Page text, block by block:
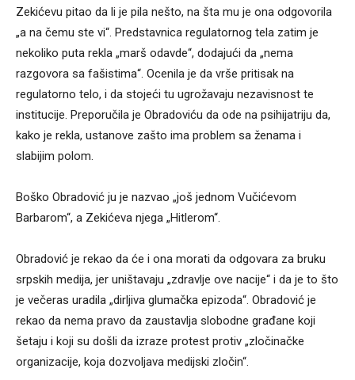
Zekićevu pitao da li je pila nešto, na šta mu je ona odgovorila
„a na čemu ste vi“. Predstavnica regulatornog tela zatim je
nekoliko puta rekla „marš odavde“, dodajući da „nema
razgovora sa fašistima“. Ocenila je da vrše pritisak na
regulatorno telo, i da stojeći tu ugrožavaju nezavisnost te
institucije. Preporučila je Obradoviću da ode na psihijatriju da,
kako je rekla, ustanove zašto ima problem sa ženama i
slabijim polom.
Boško Obradović ju je nazvao „još jednom Vučićevom
Barbarom“, a Zekićeva njega „Hitlerom“.
Obradović je rekao da će i ona morati da odgovara za bruku
srpskih medija, jer uništavaju „zdravlje ove nacije“ i da je to što
je večeras uradila „dirljiva glumačka epizoda“. Obradović je
rekao da nema pravo da zaustavlja slobodne građane koji
šetaju i koji su došli da izraze protest protiv „zločinačke
organizacije, koja dozvoljava medijski zločin“.